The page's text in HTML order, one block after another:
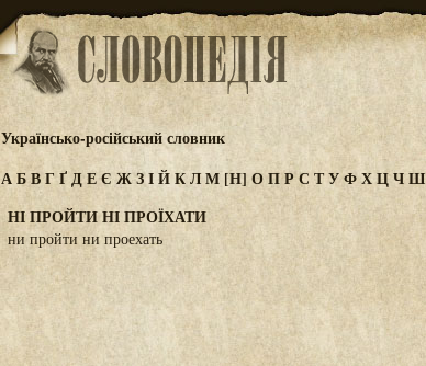
Українсько-російський словник
АБВГҐДЕЄ ЖЗІЙКЛМ [Н] ОПРС ТУФХЦЧШ
НІ ПРОЙТИ НІ ПРОЇХАТИ
ни пройти ни проехать